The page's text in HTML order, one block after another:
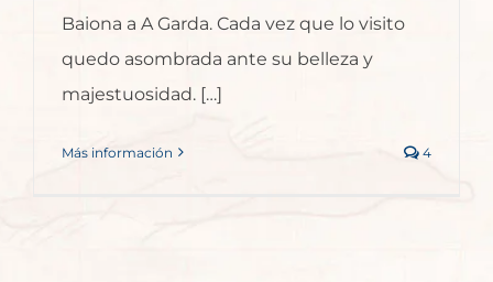
Baiona a A Garda. Cada vez que lo visito
quedo asombrada ante su belleza y
majestuosidad. […]
Más información 4